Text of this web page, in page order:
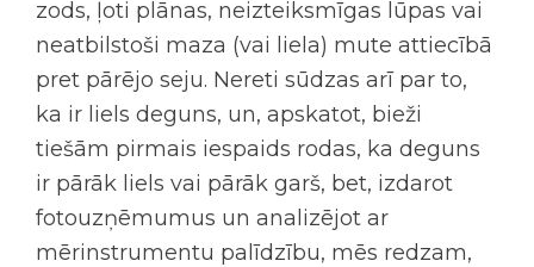
zods, ļoti plānas, neizteiksmīgas lūpas vai
neatbilstoši maza (vai liela) mute attiecībā
pret pārējo seju. Nereti sūdzas arī par to,
ka ir liels deguns, un, apskatot, bieži
tiešām pirmais iespaids rodas, ka deguns
ir pārāk liels vai pārāk garš, bet, izdarot
fotouzņēmumus un analizējot ar
mērinstrumentu palīdzību, mēs redzam,